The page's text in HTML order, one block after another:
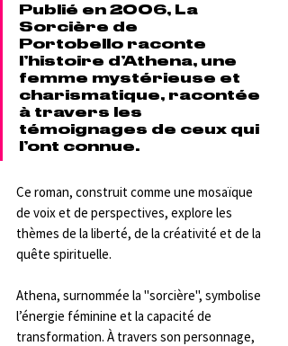
Publié en 2006, La
Sorcière de
Portobello raconte
l’histoire d’Athena, une
femme mystérieuse et
charismatique, racontée
à travers les
témoignages de ceux qui
l’ont connue.
Ce roman, construit comme une mosaïque
de voix et de perspectives, explore les
thèmes de la liberté, de la créativité et de la
quête spirituelle.
Athena, surnommée la "sorcière", symbolise
l’énergie féminine et la capacité de
transformation. À travers son personnage,